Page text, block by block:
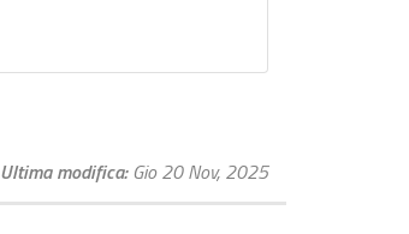
Ultima modifica Gio 20 Nov, 2025